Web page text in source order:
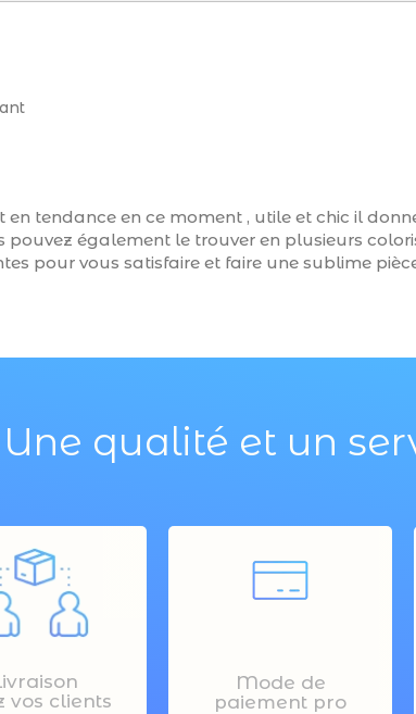
en tendance en ce moment , utile et chic il
également le trouver en plusieurs
pour vous satisfaire et faire une sublime
Une qualité et un
vos clients
Mode de
paiement pro